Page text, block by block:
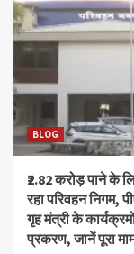
BLOG
₹2.82 करोड़ पाने के
रहा परिवहन निगम,
गृह मंत्री के
प्रकरण, जानें पूरा